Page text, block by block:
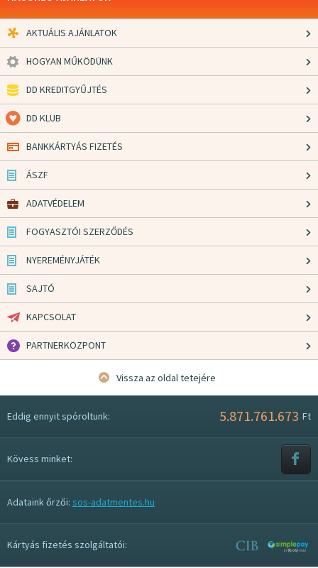
AKTUÁLIS AJÁNLATOK
HOGYAN MŰKÖDÜNK
DD KREDITGYŰJTÉS
DD KLUB
BANKKÁRTYÁS FIZETÉS
ÁSZF
ADATVÉDELEM
FOGYASZTÓI SZERZŐDÉS
NYEREMÉNYJÁTÉK
SAJTÓ
KAPCSOLAT
PARTNERKÖZPONT
Vissza az oldal tetejére
Eddig ennyit spóroltunk: 5.871.761.673 Ft
Kövess minket:
Adataink őrzői: sos-adatmentes.hu
Kártyás fizetés szolgáltatói: